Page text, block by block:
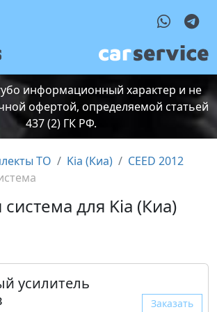
информационный характер и не
офертой, определяемой статьей
437 (2) ГК РФ.
ТО Kia (Киа)
CEED 2012
для Kia (Киа)
усилитель
Заказать